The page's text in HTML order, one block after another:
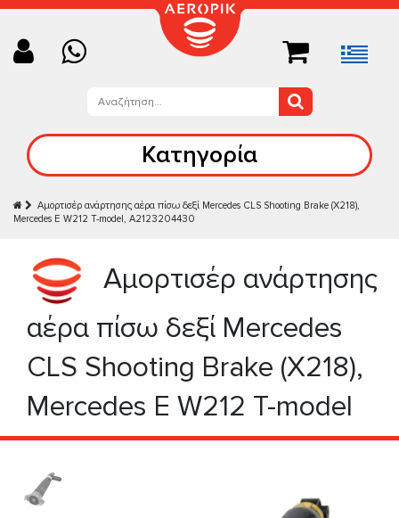
Κατηγορία
Αμορτισέρ ανάρτησης αέρα πίσω δεξί Mercedes CLS Shooting Brake (X218),
Mercedes E W212 T-model, A2123204430
Αμορτισέρ ανάρτησης
αέρα πίσω δεξί Mercedes
CLS Shooting Brake (X218),
Mercedes E W212 T-model